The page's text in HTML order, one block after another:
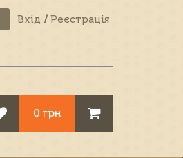
Вхід / Реєстрація
0 грн